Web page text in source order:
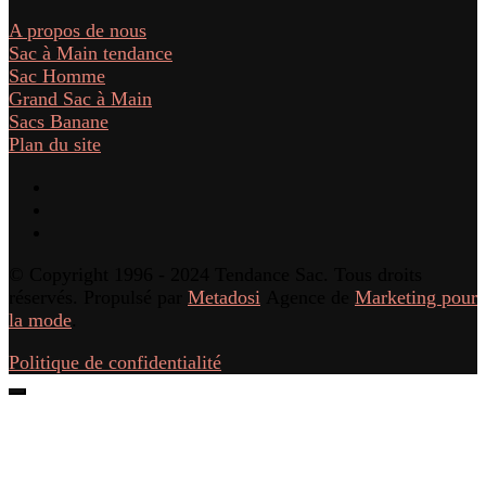
A propos de nous
Sac à Main tendance
Sac Homme
Grand Sac à Main
Sacs Banane
Plan du site
Metadosi
Marketing pour
la mode
Politique de confidentialité